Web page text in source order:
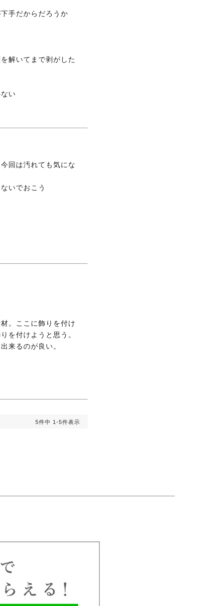
手だからだろうか
解いてまで剥がした
回は汚れても気にな
いでおこう
。ここに飾りを付け
を付けようと思う。
来るのが良い。
5件中 1 -5件表示